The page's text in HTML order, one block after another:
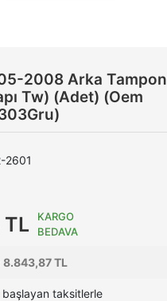
2008 Arka
Tw) (Adet) (Oem
2601
KARGO
BEDAVA
8.843,87 TL
taksitlerle